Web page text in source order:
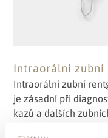
Intraorální zubní
Intraorální zubní
je zásadní při
kazů a dalších